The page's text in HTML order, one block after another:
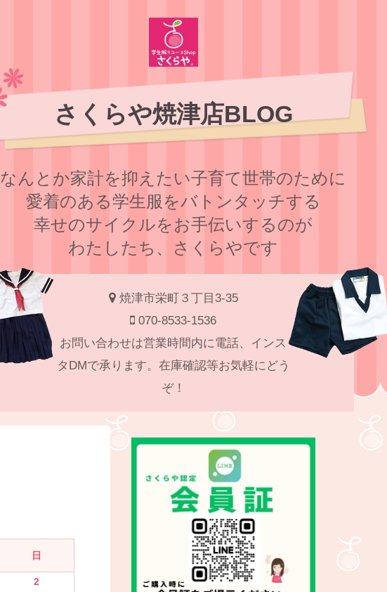
さくらや焼津店BLOG
なんとか家計を抑えたい子育て世帯のために
愛着のある学⽣服をバトンタッチする
幸せのサイクルをお⼿伝いするのが
わたしたち、さくらやです
焼津市栄町３丁目3-35
070-8533-1536
お問い合わせは営業時間内に電話、インス
タDMで承ります。在庫確認等お気軽にどう
ぞ！
日
2